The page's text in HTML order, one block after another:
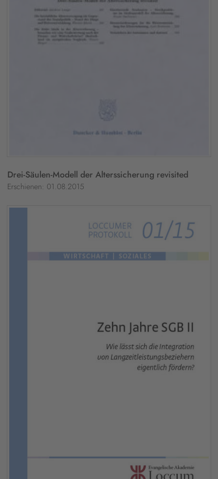
Drei-Säulen-Modell der Alterssicherung revisited
Erschienen: 01.08.2015